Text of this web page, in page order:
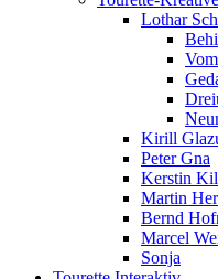
Lothar
Kirill
Peter Gna
Kerstin
Martin
Bernd
Marcel
Sonja